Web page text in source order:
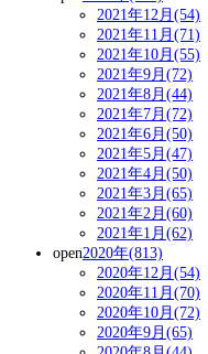
2021年12月(54)
2021年11月(71)
2021年10月(55)
2021年9月(72)
2021年8月(44)
2021年7月(72)
2021年6月(50)
2021年5月(47)
2021年4月(50)
2021年3月(65)
2021年2月(60)
2021年1月(62)
open2020年(813)
2020年12月(54)
2020年11月(70)
2020年10月(72)
2020年9月(65)